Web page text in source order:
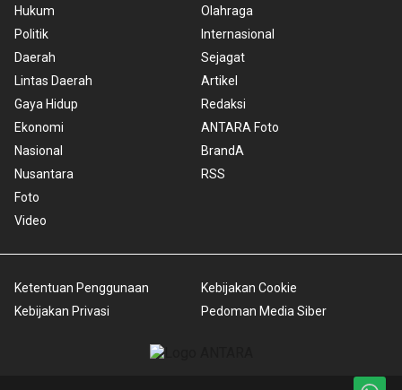
Hukum
Politik
Daerah
Lintas Daerah
Gaya Hidup
Ekonomi
Nasional
Nusantara
Foto
Video
Olahraga
Internasional
Sejagat
Artikel
Redaksi
ANTARA Foto
BrandA
RSS
Ketentuan Penggunaan
Kebijakan Privasi
Kebijakan Cookie
Pedoman Media Siber